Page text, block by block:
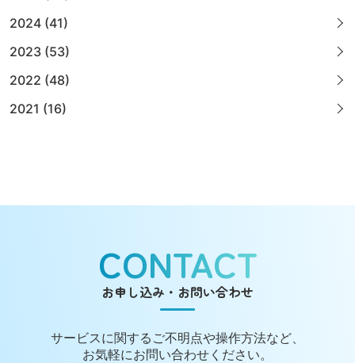
2024 (41)
2023 (53)
2022 (48)
2021 (16)
CONTACT
お申し込み・お問い合わせ
サービスに関する ご不明点や操作方法など、
お気軽にお問い合わせください。